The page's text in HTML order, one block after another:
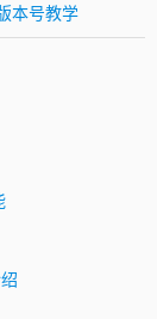
本号教学